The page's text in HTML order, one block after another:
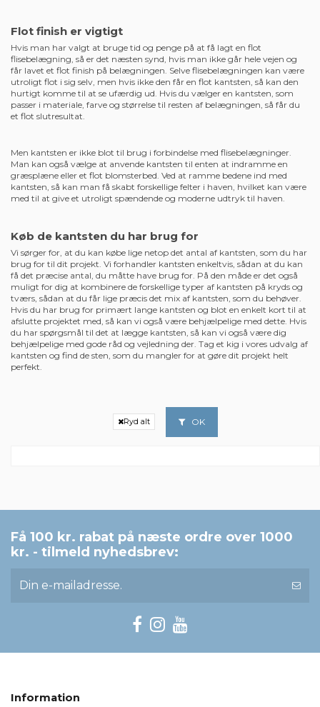
Flot finish er vigtigt
Hvis man har valgt at bruge tid og penge på at få lagt en flot
flisebelægning, så er det næsten synd, hvis man ikke går hele vejen og
får lavet et flot finish på belægningen. Selve flisebelægningen kan være
utroligt flot i sig selv, men hvis ikke den får en flot kantsten, så kan den
hurtigt komme til at se ufærdig ud. Hvis du vælger en kantsten, som
passer i materiale, farve og størrelse til resten af belægningen, så får du
et flot slutresultat.
Men kantsten er ikke blot til brug i forbindelse med flisebelægninger.
Man kan også vælge at anvende kantsten til enten at indramme en
græsplæne eller et flot blomsterbed. Ved at ramme bedene ind med
kantsten, så kan man få skabt forskellige felter i haven, hvilket kan være
med til at give et utroligt spændende og moderne udtryk til haven.
Køb de kantsten du har brug for
Vi sørger for, at du kan købe lige netop det antal af kantsten, som du har
brug for til dit projekt. Vi forhandler kantsten enkeltvis, sådan at du kan
få det præcise antal, du måtte have brug for. På den måde er det også
muligt for dig at kombinere de forskellige typer af kantsten på kryds og
tværs, sådan at du får lige præcis det mix af kantsten, som du behøver.
Hvis du har brug for primært lange kantsten og blot en enkelt kort til at
afslutte projektet med, så kan vi også være behjælpelige med dette. Hvis
du har spørgsmål til det at lægge kantsten, så kan vi også være dig
behjælpelige med gode råd og vejledning der. Tag et kig i vores udvalg af
kantsten og find de sten, som du mangler for at gøre dit projekt helt
perfekt.
Ryd alt OK
Få 100 kr. rabat på næste ordre over 1000
kr. - tilmeld nyhedsbrev:
Information